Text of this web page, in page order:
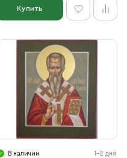
Купить
В наличии 1-2 дня